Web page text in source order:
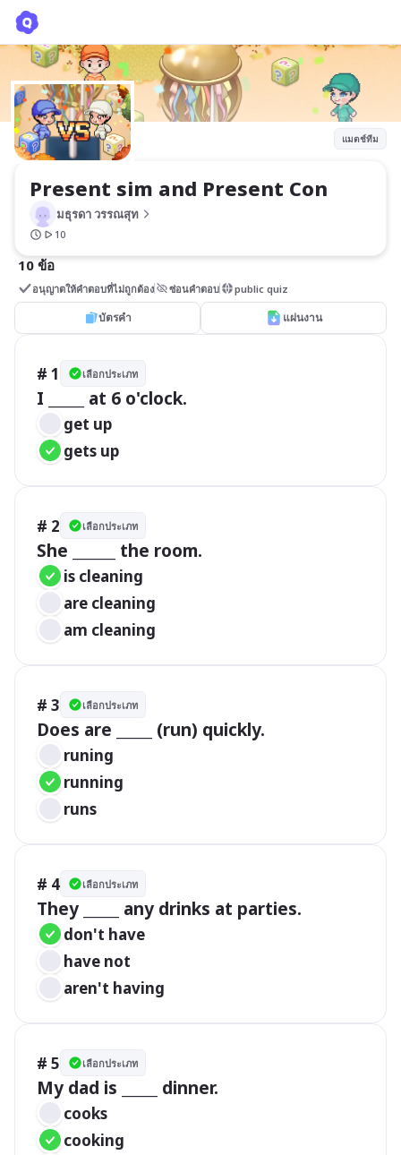
แมตช์ทีม
Present sim and Present Con
มธุรดา วรรณสุท
10
10 ข้อ
อนุญาตให้คำตอบที่ไม่ถูกต้อง ซ่อนคำตอบ public quiz
บัตรคำ แผ่นงาน
# 1 เลือกประเภท
I _____ at 6 o'clock.
get up
gets up
# 2 เลือกประเภท
She ______ the room.
is cleaning
are cleaning
am cleaning
# 3 เลือกประเภท
Does are _____ (run) quickly.
runing
running
runs
# 4 เลือกประเภท
They _____ any drinks at parties.
don't have
have not
aren't having
# 5 เลือกประเภท
My dad is _____ dinner.
cooks
cooking